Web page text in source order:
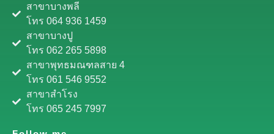
สาขาบางพลี
โทร 064 936 1459
สาขาบางปู
โทร 062 265 5898
สาขาพุทธมณฑลสาย 4
โทร 061 546 9552
สาขาสำโรง
โทร 065 245 7997